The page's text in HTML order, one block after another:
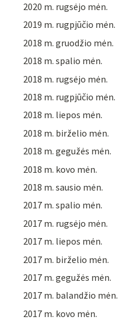
2020 m. rugsėjo mėn.
2019 m. rugpjūčio mėn.
2018 m. gruodžio mėn.
2018 m. spalio mėn.
2018 m. rugsėjo mėn.
2018 m. rugpjūčio mėn.
2018 m. liepos mėn.
2018 m. birželio mėn.
2018 m. gegužės mėn.
2018 m. kovo mėn.
2018 m. sausio mėn.
2017 m. spalio mėn.
2017 m. rugsėjo mėn.
2017 m. liepos mėn.
2017 m. birželio mėn.
2017 m. gegužės mėn.
2017 m. balandžio mėn.
2017 m. kovo mėn.